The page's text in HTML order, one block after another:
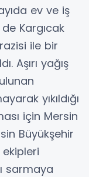
ev ve iş
Kargıcak
ile bir
Aşırı yağış
yıkıldığı
için Mersin
Büyükşehir
sarmaya